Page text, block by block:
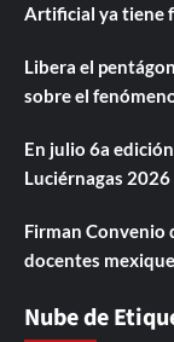
Artificial ya tiene
Libera el
sobre el
En julio 6a
Luciérnagas 2026
Firman Convenio
docentes
Nube de